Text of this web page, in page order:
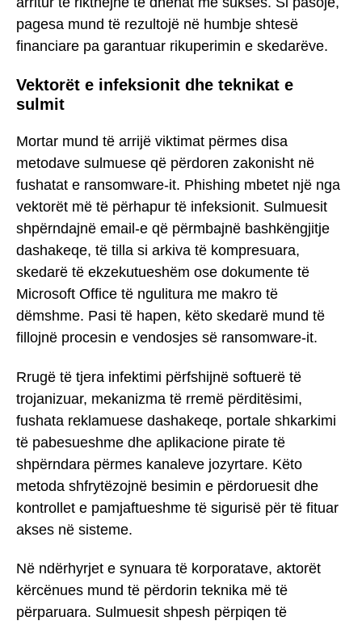
pagesa mund të rezultojë në humbje shtesë
financiare pa garantuar rikuperimin e skedarëve.
Vektorët e infeksionit dhe teknikat e
sulmit
Mortar mund të arrijë viktimat përmes disa
metodave sulmuese që përdoren zakonisht në
fushatat e ransomware-it. Phishing mbetet një nga
vektorët më të përhapur të infeksionit. Sulmuesit
shpërndajnë email-e që përmbajnë bashkëngjitje
dashakeqe, të tilla si arkiva të kompresuara,
skedarë të ekzekutueshëm ose dokumente të
Microsoft Office të ngulitura me makro të
dëmshme. Pasi të hapen, këto skedarë mund të
fillojnë procesin e vendosjes së ransomware-it.
Rrugë të tjera infektimi përfshijnë softuerë të
trojanizuar, mekanizma të rremë përditësimi,
fushata reklamuese dashakeqe, portale shkarkimi
të pabesueshme dhe aplikacione pirate të
shpërndara përmes kanaleve jozyrtare. Këto
metoda shfrytëzojnë besimin e përdoruesit dhe
kontrollet e pamjaftueshme të sigurisë për të fituar
akses në sisteme.
Në ndërhyrjet e synuara të korporatave, aktorët
kërcënues mund të përdorin teknika më të
përparuara. Sulmuesit shpesh përpiqen të